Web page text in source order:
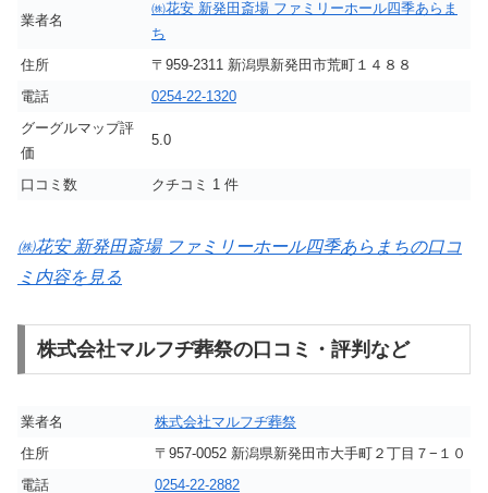
業者名
㈱花安 新発田斎場 ファミリーホール四季あらま
ち
住所
〒959-2311 新潟県新発田市荒町１４８８
電話
0254-22-1320
グーグルマップ評
価
5.0
口コミ数 クチコミ 1 件
㈱花安 新発田斎場 ファミリーホール四季あらまちの口コ
ミ内容を見る
株式会社マルフヂ葬祭の口コミ・評判など
業者名
株式会社マルフヂ葬祭
住所
〒957-0052 新潟県新発田市大手町２丁目７−１０
電話
0254-22-2882